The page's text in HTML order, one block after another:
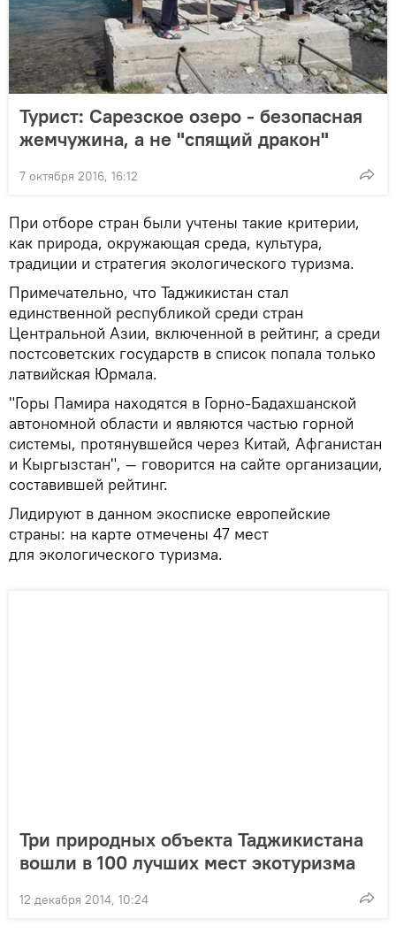
Турист: Сарезское озеро - безопасная
жемчужина, а не "спящий дракон"
7 октября 2016, 16:12
При отборе стран были учтены такие критерии,
как природа, окружающая среда, культура,
традиции и стратегия экологического туризма.
Примечательно, что Таджикистан стал
единственной республикой среди стран
Центральной Азии, включенной в рейтинг, а среди
постсоветских государств в список попала только
латвийская Юрмала.
"Горы Памира находятся в Горно-Бадахшанской
автономной области и являются частью горной
системы, протянувшейся через Китай, Афганистан
и Кыргызстан", — говорится на сайте организации,
составившей рейтинг.
Лидируют в данном экосписке европейские
страны: на карте отмечены 47 мест
для экологического туризма.
Три природных объекта Таджикистана
вошли в 100 лучших мест экотуризма
12 декабря 2014, 10:24